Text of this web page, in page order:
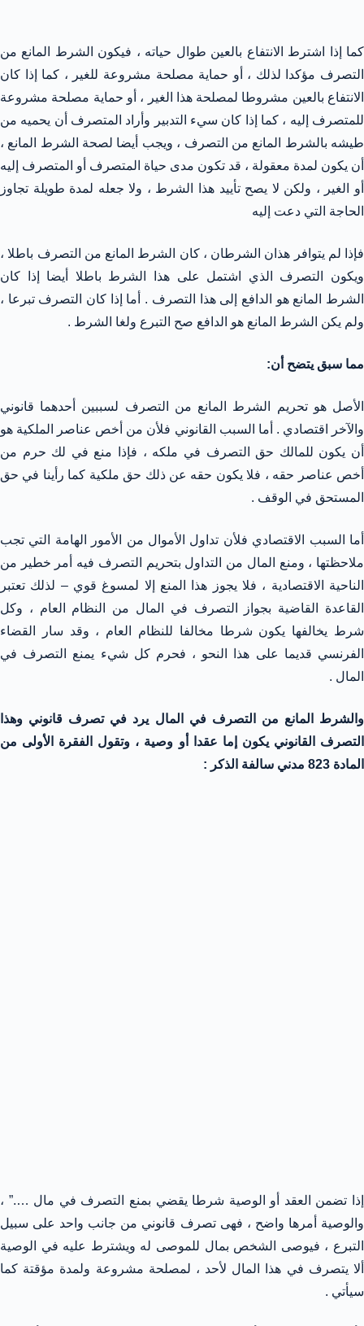
كما إذا اشترط الانتفاع بالعين طوال حياته ، فيكون الشرط المانع من
التصرف مؤكدا لذلك ، أو حماية مصلحة مشروعة للغير ، كما إذا كان
الانتفاع بالعين مشروطا لمصلحة هذا الغير ، أو حماية مصلحة مشروعة
للمتصرف إليه ، كما إذا كان سيء التدبير وأراد المتصرف أن يحميه من
طيشه بالشرط المانع من التصرف ، ويجب أيضا لصحة الشرط المانع ،
أن يكون لمدة معقولة ، قد تكون مدى حياة المتصرف أو المتصرف إليه
أو الغير ، ولكن لا يصح تأييد هذا الشرط ، ولا جعله لمدة طويلة تجاوز
الحاجة التي دعت إليه
فإذا لم يتوافر هذان الشرطان ، كان الشرط المانع من التصرف باطلا ،
ويكون التصرف الذي اشتمل على هذا الشرط باطلا أيضا إذا كان
الشرط المانع هو الدافع إلى هذا التصرف . أما إذا كان التصرف تبرعا ،
ولم يكن الشرط المانع هو الدافع صح التبرع ولغا الشرط .
مما سبق يتضح أن:
الأصل هو تحريم الشرط المانع من التصرف لسببين أحدهما قانوني
والآخر اقتصادي . أما السبب القانوني فلأن من أخص عناصر الملكية هو
أن يكون للمالك حق التصرف في ملكه ، فإذا منع في لك حرم من
أخص عناصر حقه ، فلا يكون حقه عن ذلك حق ملكية كما رأينا في حق
المستحق في الوقف .
أما السبب الاقتصادي فلأن تداول الأموال من الأمور الهامة التي تجب
ملاحظتها ، ومنع المال من التداول بتحريم التصرف فيه أمر خطير من
الناحية الاقتصادية ، فلا يجوز هذا المنع إلا لمسوغ قوي – لذلك تعتبر
القاعدة القاضية بجواز التصرف في المال من النظام العام ، وكل
شرط يخالفها يكون شرطا مخالفا للنظام العام ، وقد سار القضاء
الفرنسي قديما على هذا النحو ، فحرم كل شيء يمنع التصرف في
المال .
والشرط المانع من التصرف في المال يرد في تصرف قانوني وهذا
التصرف القانوني يكون إما عقدا أو وصية ، وتقول الفقرة الأولى من
المادة 823 مدني سالفة الذكر :
إذا تضمن العقد أو الوصية شرطا يقضي بمنع التصرف في مال ….” ،
والوصية أمرها واضح ، فهى تصرف قانوني من جانب واحد على سبيل
التبرع ، فيوصى الشخص بمال للموصى له ويشترط عليه في الوصية
ألا يتصرف في هذا المال لأحد ، لمصلحة مشروعة ولمدة مؤقتة كما
سيأتي .